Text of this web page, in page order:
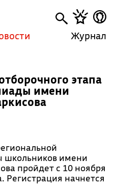
Журнал
этапа
имени
школьников имени
пройдет с 10 ноября
Регистрация начнется